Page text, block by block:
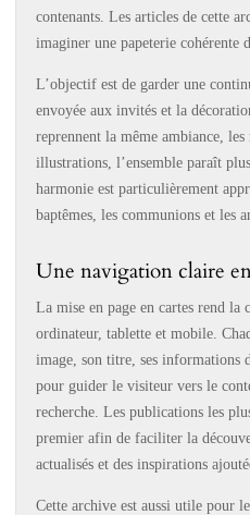
contenants. Les articles de cette
imaginer une papeterie cohérente
L’objectif est de garder une
envoyée aux invités et la
reprennent la même ambiance,
illustrations, l’ensemble paraît
harmonie est particulièrement
baptêmes, les communions et les
Une navigation claire
La mise en page en cartes rend la
ordinateur, tablette et mobile.
image, son titre, ses informations
pour guider le visiteur vers le
recherche. Les publications les
premier afin de faciliter la
actualisés et des inspirations
Cette archive est aussi utile pour